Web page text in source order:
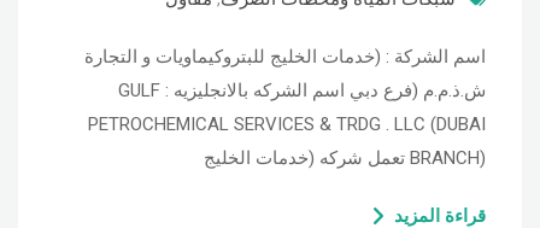
اسم الشركة : (خدمات الخليج للبتروكيماويات و التجارة
ش.ذ.م.م (فرع دبي اسم الشركه بالانجليزيه : GULF
PETROCHEMICAL SERVICES & TRDG . LLC (DUBAI
BRANCH) تعمل شركه (خدمات الخليج
قراءة المزيد